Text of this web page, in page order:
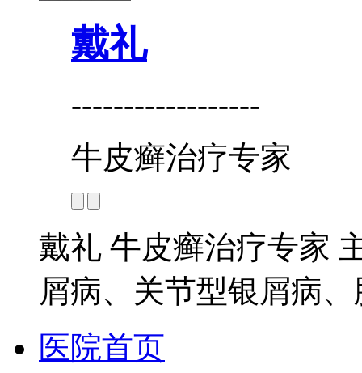
戴礼
------------------
牛皮癣治疗专家
戴礼 牛皮癣治疗专家
屑病、关节型银屑病
医院首页